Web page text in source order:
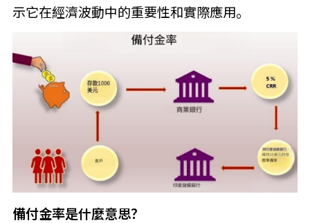
示它在經濟波動中的重要性和實際應用。
備付金率是什麼意思？